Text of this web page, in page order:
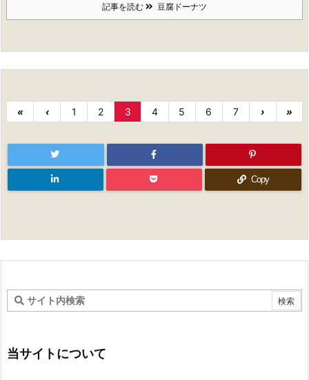
記事を読む 豆腐ドーナツ
« ‹ 1 2 3 4 5 6 7 › »
Copy
当サイトについて